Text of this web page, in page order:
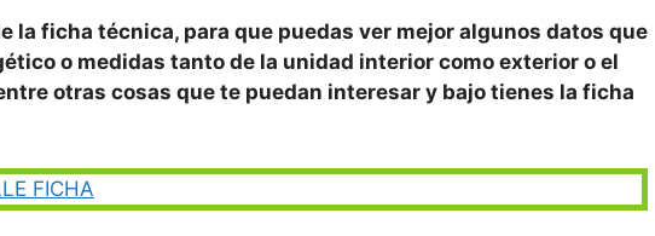
la ficha técnica, para que puedas ver mejor algunos datos que
o medidas tanto de la unidad interior como exterior o el
otras cosas que te puedan interesar y bajo tienes la ficha